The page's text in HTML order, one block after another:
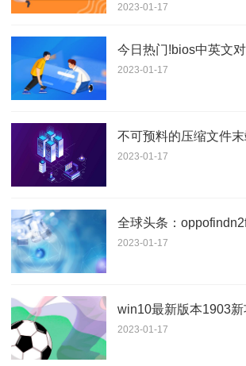
2023-01-17
今日热门!bios中英文
2023-01-17
不可预料的压缩文件
2023-01-17
全球头条：
2023-01-17
win10最新版本1903新
2023-01-17